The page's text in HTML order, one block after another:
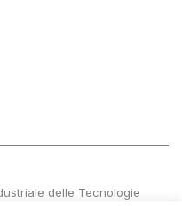
delle Tecnologie